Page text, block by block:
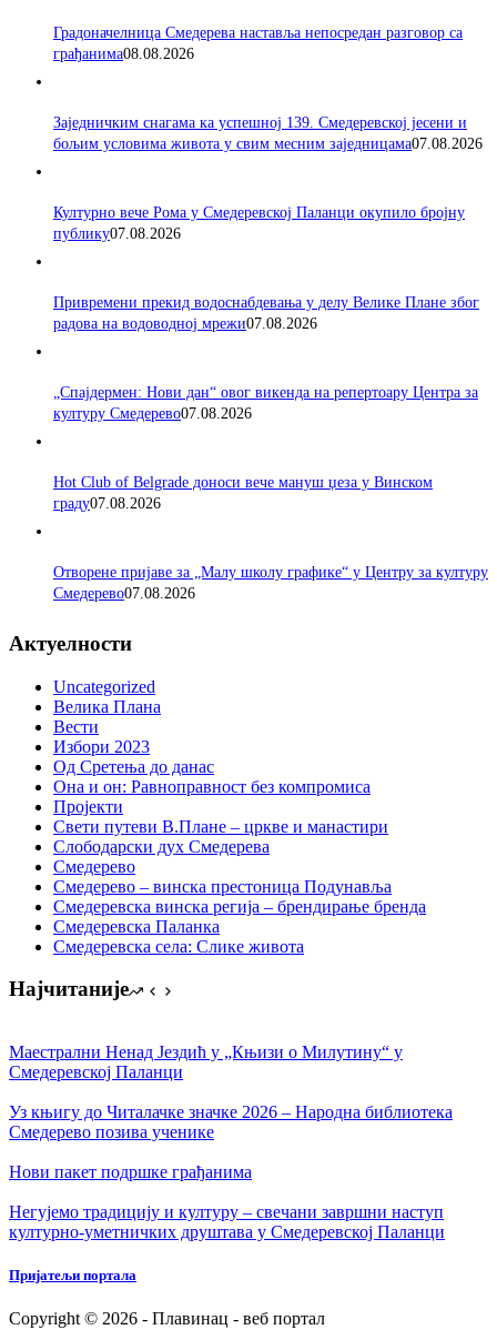
Градоначелница Смедерева наставља непосредан разговор са
грађанима08.08.2026
Заједничким снагама ка успешној 139. Смедеревској јесени и
бољим условима живота у свим месним заједницама07.08.2026
Културно вече Рома у Смедеревској Паланци окупило бројну
публику07.08.2026
Привремени прекид водоснабдевања у делу Велике Плане због
радова на водоводној мрежи07.08.2026
„Спајдермен: Нови дан“ овог викенда на репертоару Центра за
културу Смедерево07.08.2026
Hot Club of Belgrade доноси вече мануш џеза у Винском
граду07.08.2026
Отворене пријаве за „Малу школу графике“ у Центру за културу
Смедерево07.08.2026
Актуелности
Uncategorized
Велика Плана
Вести
Избори 2023
Од Сретења до данас
Она и он: Равноправност без компромиса
Пројекти
Свети путеви В.Плане – цркве и манастири
Слободарски дух Смедерева
Смедерево
Смедерево – винска престоница Подунавља
Смедеревска винска регија – брендирање бренда
Смедеревска Паланка
Смедеревска села: Слике живота
Најчитаније
Маестрални Ненад Јездић у „Књизи о Милутину“ у
Смедеревској Паланци
Уз књигу до Читалачке значке 2026 – Народна библиотека
Смедерево позива ученике
Нови пакет подршке грађанима
Негујемо традицију и културу – свечани завршни наступ
културно-уметничких друштава у Смедеревској Паланци
Пријатељи портала
Copyright © 2026 - Плавинац - веб портал